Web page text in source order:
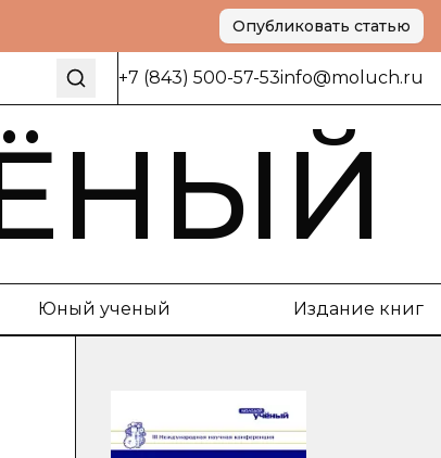
Опубликовать статью
+7 (843) 500-57-53info@moluch.ru
Юный ученый Издание книг